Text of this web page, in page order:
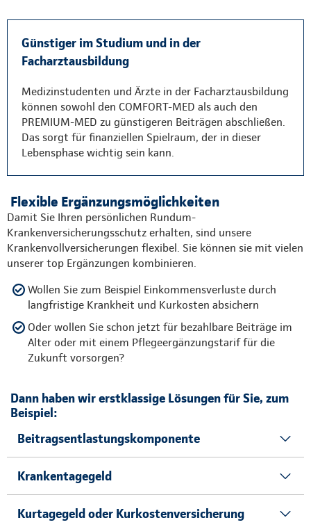
Günstiger im Studium und in der
Facharztausbildung
Medizinstudenten und Ärzte in der Facharztausbildung
können sowohl den COMFORT-MED als auch den
PREMIUM-MED zu günstigeren Beiträgen abschließen.
Das sorgt für finanziellen Spielraum, der in dieser
Lebensphase wichtig sein kann.
Flexible Ergänzungsmöglichkeiten
Damit Sie Ihren persönlichen Rundum-
Krankenversicherungsschutz erhalten, sind unsere
Krankenvollversicherungen flexibel. Sie können sie mit vielen
unserer top Ergänzungen kombinieren.
Wollen Sie zum Beispiel Einkommensverluste durch
langfristige Krankheit und Kurkosten absichern
Oder wollen Sie schon jetzt für bezahlbare Beiträge im
Alter oder mit einem Pflegeergänzungstarif für die
Zukunft vorsorgen?
Dann haben wir erstklassige Lösungen für Sie, zum
Beispiel:
Beitragsentlastungskomponente
Krankentagegeld
Kurtagegeld oder Kurkostenversicherung